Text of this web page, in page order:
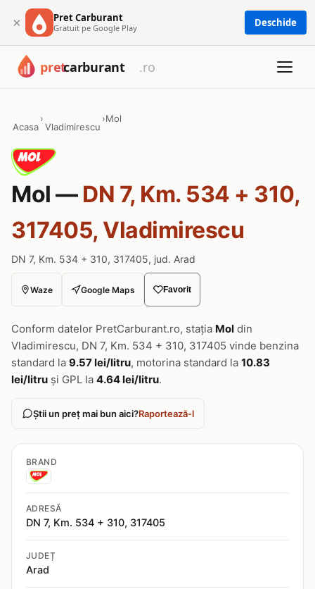
× Pret Carburant
Gratuit pe Google Play Deschide
Acasa
›
Vladimirescu
›Mol
Mol — DN 7, Km. 534 + 310,
317405, Vladimirescu
DN 7, Km. 534 + 310, 317405, jud. Arad
Waze Google Maps Favorit
Conform datelor PretCarburant.ro, stația Mol din
Vladimirescu, DN 7, Km. 534 + 310, 317405 vinde benzina
standard la 9.57 lei/litru, motorina standard la 10.83
lei/litru și GPL la 4.64 lei/litru.
Știi un preț mai bun aici?Raportează-l
BRAND
ADRESĂ
DN 7, Km. 534 + 310, 317405
JUDEȚ
Arad